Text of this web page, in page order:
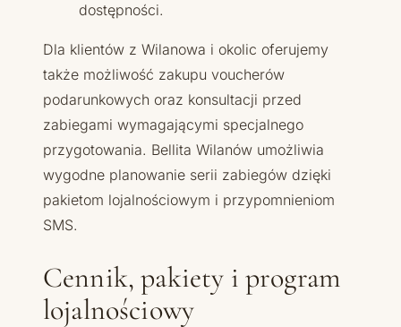
dostępności.
Dla klientów z Wilanowa i okolic oferujemy
także możliwość zakupu voucherów
podarunkowych oraz konsultacji przed
zabiegami wymagającymi specjalnego
przygotowania. Bellita Wilanów umożliwia
wygodne planowanie serii zabiegów dzięki
pakietom lojalnościowym i przypomnieniom
SMS.
Cennik, pakiety i program
lojalnościowy